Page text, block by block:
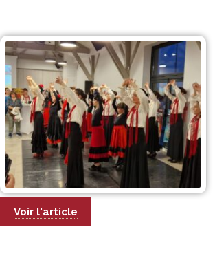
Voir l'article